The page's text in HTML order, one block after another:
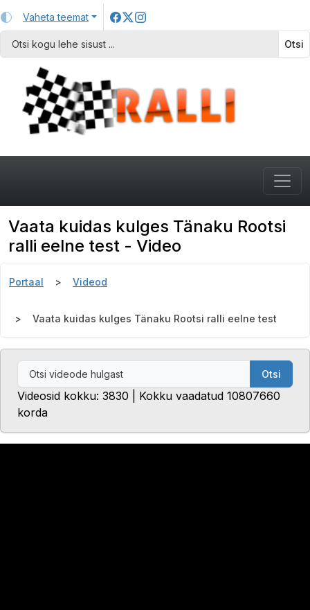
Vaheta teemat
Otsi
Vaata kuidas kulges Tänaku Rootsi
ralli eelne test - Video
Portaal Videod
Vaata kuidas kulges Tänaku Rootsi ralli eelne test
Otsi
Videosid kokku: 3830 | Kokku vaadatud 10807660
korda